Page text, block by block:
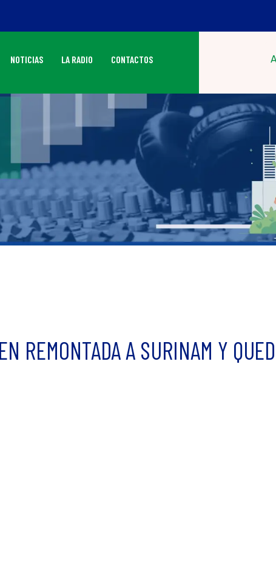
NOTICIAS LA RADIO CONTACTOS
REMONTADA A SURINAM Y